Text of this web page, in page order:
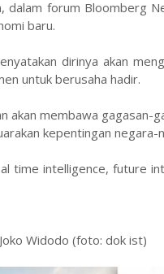
dalam forum Bloomberg
baru.
dirinya akan
untuk berusaha hadir.
akan membawa
kepentingan negara-
time intelligence, future
Widodo (foto: dok ist)